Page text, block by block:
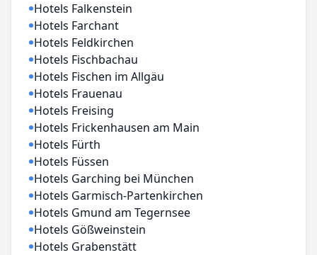
Hotels Falkenstein
Hotels Farchant
Hotels Feldkirchen
Hotels Fischbachau
Hotels Fischen im Allgäu
Hotels Frauenau
Hotels Freising
Hotels Frickenhausen am Main
Hotels Fürth
Hotels Füssen
Hotels Garching bei München
Hotels Garmisch-Partenkirchen
Hotels Gmund am Tegernsee
Hotels Gößweinstein
Hotels Grabenstätt